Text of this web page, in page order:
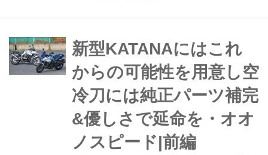
タッチメントセット」をピックアップ!
新型KATANAにはこれ
からの可能性を用意し空
冷刀には純正パーツ補完
&優しさで延命を・オオ
ノスピード|前編